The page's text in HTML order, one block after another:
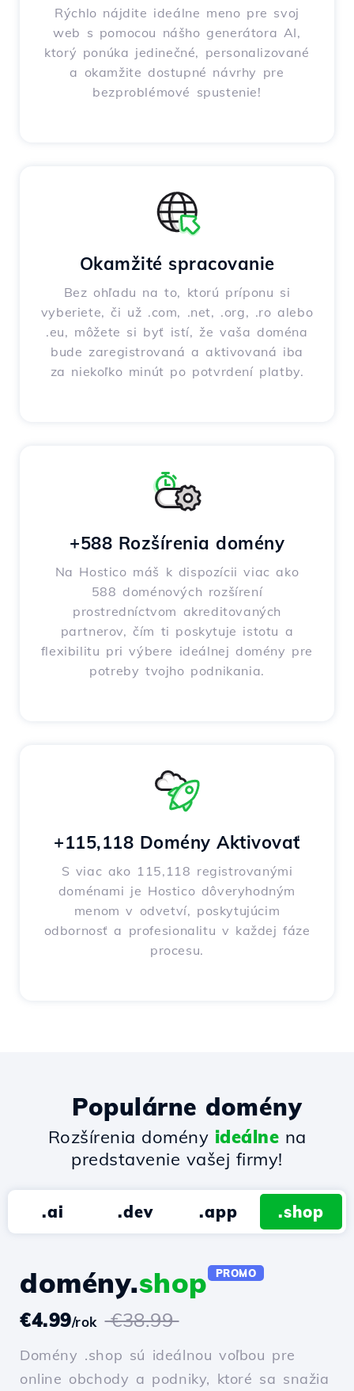
Rýchlo nájdite ideálne meno pre svoj
web s pomocou nášho generátora AI,
ktorý ponúka jedinečné, personalizované
a okamžite dostupné návrhy pre
bezproblémové spustenie!
Okamžité spracovanie
Bez ohľadu na to, ktorú príponu si
vyberiete, či už .com, .net, .org, .ro alebo
.eu, môžete si byť istí, že vaša doména
bude zaregistrovaná a aktivovaná iba
za niekoľko minút po potvrdení platby.
+588 Rozšírenia domény
Na Hostico máš k dispozícii viac ako
588 doménových rozšírení
prostredníctvom akreditovaných
partnerov, čím ti poskytuje istotu a
flexibilitu pri výbere ideálnej domény pre
potreby tvojho podnikania.
+115,118 Domény Aktivovať
S viac ako 115,118 registrovanými
doménami je Hostico dôveryhodným
menom v odvetví, poskytujúcim
odbornosť a profesionalitu v každej fáze
procesu.
Populárne domény
Rozšírenia domény ideálne na
predstavenie vašej firmy!
.ai .dev .app .shop
domény.shop PROMO
€4.99/rok €38.99
Domény .shop sú ideálnou voľbou pre
online obchody a podniky, ktoré sa snažia